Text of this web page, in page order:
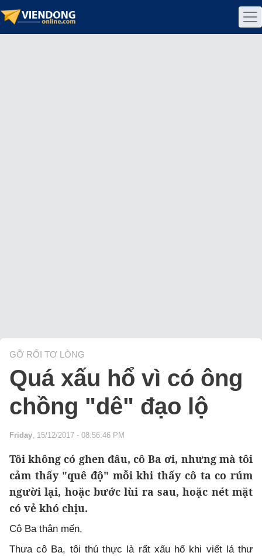
GỠ RỐI TƠ LÒNG
Quá xấu hổ vì có ông
chồng "dê" đạo lộ
Friday, 15/12/2017 - 08:56:46 PM
Tôi không có ghen đâu, cô Ba ơi, nhưng mà tôi
cảm thấy "quê độ" mỗi khi thấy cô ta co rúm
người lại, hoặc bước lùi ra sau, hoặc nét mặt
có vẻ khó chịu.
Cô Ba thân mến,
Thưa cô Ba, tôi thú thực là rất xấu hổ khi viết lá thư